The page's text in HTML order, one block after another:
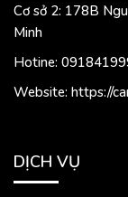
Cơ sở 2: 178B
Minh
Hotine:
Website: https://
DỊCH VỤ